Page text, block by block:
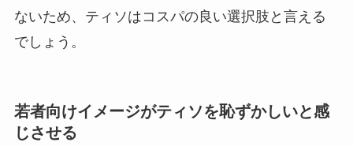
ないため、ティソはコスパの良い選択肢と言える
でしょう。
若者向けイメージがティソを恥ずかしいと感
じさせる